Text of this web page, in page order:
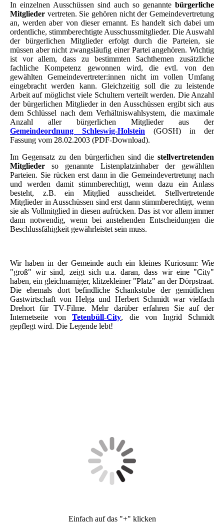
In einzelnen Ausschüssen sind auch so genannte bürgerliche
Mitglieder vertreten. Sie gehören nicht der Gemeindevertretung
an, werden aber von dieser ernannt. Es handelt sich dabei um
ordentliche, stimmberechtigte Ausschussmitglieder. Die Auswahl
der bürgerlichen Mitglieder erfolgt durch die Parteien, sie
müssen aber nicht zwangsläufig einer Partei angehören. Wichtig
ist vor allem, dass zu bestimmten Sachthemen zusätzliche
fachliche Kompetenz gewonnen wird, die evtl. von den
gewählten Gemeindevertreter:innen nicht im vollen Umfang
eingebracht werden kann. Gleichzeitig soll die zu leistende
Arbeit auf möglichst viele Schultern verteilt werden. Die Anzahl
der bürgerlichen Mitglieder in den Ausschüssen ergibt sich aus
dem Schlüssel nach dem Verhältniswahlsystem, die maximale
Anzahl aller bürgerlichen Mitglieder aus der
Gemeindeordnung Schleswig-Holstein (GOSH) in der
Fassung vom 28.02.2003 (PDF-Download).
Im Gegensatz zu den bürgerlichen sind die stellvertretenden
Mitglieder so genannte Listenplatzinhaber der gewählten
Parteien. Sie rücken erst dann in die Gemeindevertretung nach
und werden damit stimmberechtigt, wenn dazu ein Anlass
besteht, z.B. ein Mitglied ausscheidet. Stellvertretende
Mitglieder in Ausschüssen sind erst dann stimmberechtigt, wenn
sie als Vollmitglied in diesen aufrücken. Das ist vor allem immer
dann notwendig, wenn bei anstehenden Entscheidungen die
Beschlussfähigkeit gewährleistet sein muss.
Wir haben in der Gemeinde auch ein kleines Kuriosum: Wie
"groß" wir sind, zeigt sich u.a. daran, dass wir eine "City"
haben, ein gleichnamiger, klitzekleiner "Platz" an der Dörpstraat.
Die ehemals dort befindliche Schankstube der gemütlichen
Gastwirtschaft von Helga und Herbert Schmidt war vielfach
Drehort für TV-Filme. Mehr darüber erfahren Sie auf der
Internetseite vonTetenbüll-City, die von Ingrid Schmidt
gepflegt wird. Die Legende lebt!
Einfach auf das "+" klicken